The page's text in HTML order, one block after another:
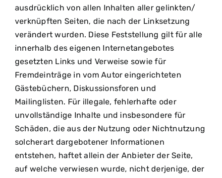
ausdrücklich von allen Inhalten aller gelinkten/
verknüpften Seiten, die nach der Linksetzung
verändert wurden. Diese Feststellung gilt für alle
innerhalb des eigenen Internetangebotes
gesetzten Links und Verweise sowie für
Fremdeinträge in vom Autor eingerichteten
Gästebüchern, Diskussionsforen und
Mailinglisten. Für illegale, fehlerhafte oder
unvollständige Inhalte und insbesondere für
Schäden, die aus der Nutzung oder Nichtnutzung
solcherart dargebotener Informationen
entstehen, haftet allein der Anbieter der Seite,
auf welche verwiesen wurde, nicht derjenige, der